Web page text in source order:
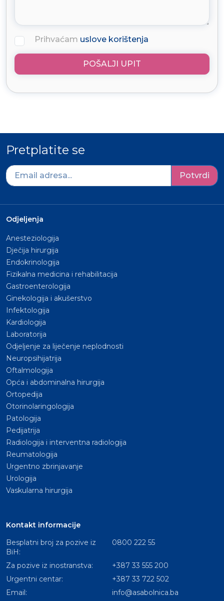
Prihvaćam uslove korištenja
POŠALJI UPIT
Pretplatite se
Potvrdi
Odjeljenja
Anesteziologija
Dječija hirurgija
Endokrinologija
Fizikalna medicina i rehabilitacija
Gastroenterologija
Ginekologija i akušerstvo
Infektologija
Kardiologija
Laboratorija
Odjeljenje za liječenje neplodnosti
Neuropsihijatrija
Oftalmologija
Opća i abdominalna hirurgija
Ortopedija
Otorinolaringologija
Patologija
Pedijatrija
Radiologija i interventna radiologija
Reumatologija
Urgentno zbrinjavanje
Urologija
Vaskularna hirurgija
Kontakt informacije
Besplatni broj za pozive iz
BiH:
0800 222 55
Za pozive iz inostranstva:
+387 33 555 200
Urgentni centar:
+387 33 722 502
Email:
info@asabolnica.ba